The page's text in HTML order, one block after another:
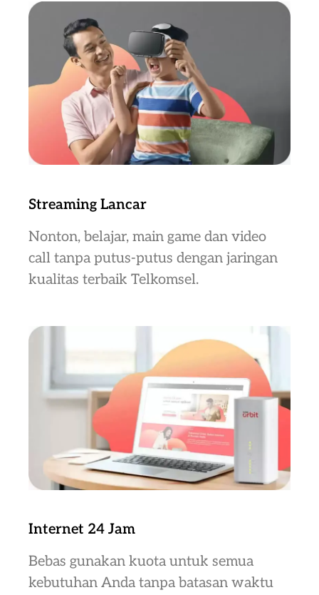
Streaming Lancar
Nonton, belajar, main game dan video
call tanpa putus-putus dengan jaringan
kualitas terbaik Telkomsel.
Internet 24 Jam
Bebas gunakan kuota untuk semua
kebutuhan Anda tanpa batasan waktu